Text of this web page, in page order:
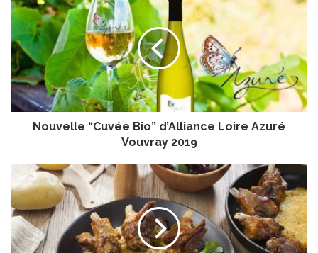
o
u
e
l
l
e
“
e
B
i
o
”
Nouvelle “Cuvée Bio” d’Alliance Loire Azuré
Vouvray 2019
a
n
c
h
o